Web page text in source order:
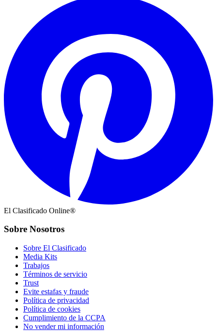
El Clasificado Online®
Sobre Nosotros
Sobre El Clasificado
Media Kits
Trabajos
Términos de servicio
Trust
Evite estafas y fraude
Política de privacidad
Política de cookies
Cumplimiento de la CCPA
No vender mi información